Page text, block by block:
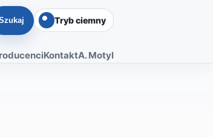
Tryb ciemny
KontaktA. Motyl